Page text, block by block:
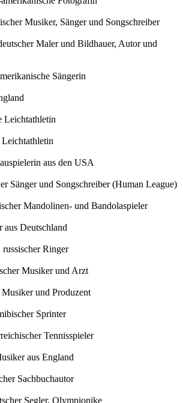
Musiker, Sänger und Songschreiber
Maler und Bildhauer, Autor und
Sängerin
Leichtathletin
aus den USA
Sänger und Songschreiber (Human League)
Mandolinen- und Bandolaspieler
aus Deutschland
Ringer
Musiker und Arzt
und Produzent
Sprinter
Tennisspieler
aus England
Sachbuchautor
Segler, Olympionike